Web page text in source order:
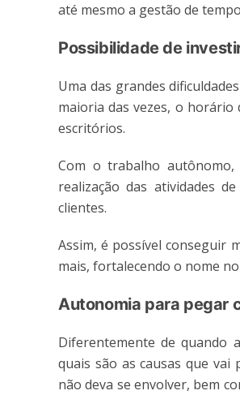
até mesmo a gestão de
Possibilidade de
Uma das grandes
maioria das vezes, o
escritórios.
Com o trabalho
realização das atividades
clientes.
Assim, é possível conseguir
mais, fortalecendo o nome
Autonomia para pegar
Diferentemente de quando
quais são as causas que vai
não deva se envolver, bem